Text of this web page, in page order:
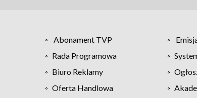
Abonament TVP
Rada Programowa
Biuro Reklamy
Oferta Handlowa